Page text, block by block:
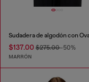
$137.00 $275.00-50%
MARRÓN